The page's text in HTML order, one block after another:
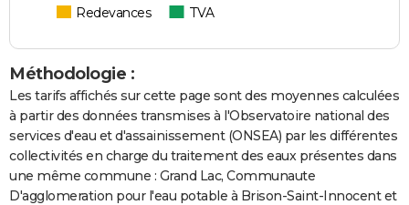
Redevances
TVA
Méthodologie :
Les tarifs affichés sur cette page sont des moyennes calculées
à partir des données transmises à l'Observatoire national des
services d'eau et d'assainissement (ONSEA) par les différentes
collectivités en charge du traitement des eaux présentes dans
une même commune : Grand Lac, Communaute
D'agglomeration pour l'eau potable à Brison-Saint-Innocent et